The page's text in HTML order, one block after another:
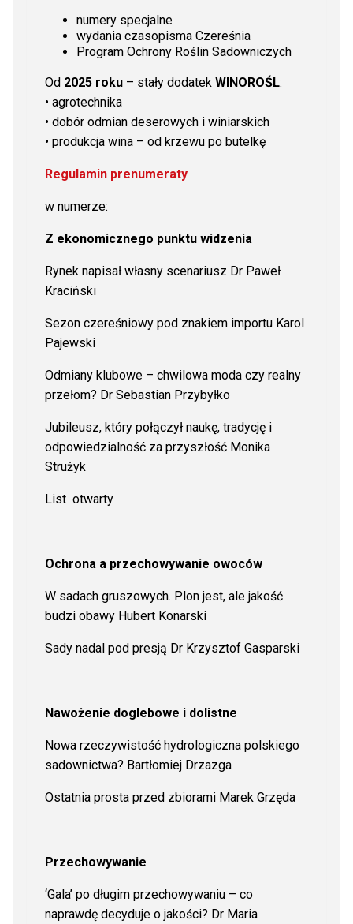
numery specjalne
wydania czasopisma Czereśnia
Program Ochrony Roślin Sadowniczych
Od 2025 roku– stały dodatek WINOROŚL:
• agrotechnika
• dobór odmian deserowych i winiarskich
• produkcja wina – od krzewu po butelkę
Regulamin prenumeraty
w numerze:
Z ekonomicznego punktu widzenia
Rynek napisał własny scenariusz Dr Paweł
Kraciński
Sezon czereśniowy pod znakiem importu Karol
Pajewski
Odmiany klubowe – chwilowa moda czy realny
przełom? Dr Sebastian Przybyłko
Jubileusz, który połączył naukę, tradycję i
odpowiedzialność za przyszłość Monika
Strużyk
List otwarty
Ochrona a przechowywanie owoców
W sadach gruszowych. Plon jest, ale jakość
budzi obawy Hubert Konarski
Sady nadal pod presją Dr Krzysztof Gasparski
Nawożenie doglebowe i dolistne
Nowa rzeczywistość hydrologiczna polskiego
sadownictwa? Bartłomiej Drzazga
Ostatnia prosta przed zbiorami Marek Grzęda
Przechowywanie
‘Gala’ po długim przechowywaniu – co
naprawdę decyduje o jakości? Dr Maria